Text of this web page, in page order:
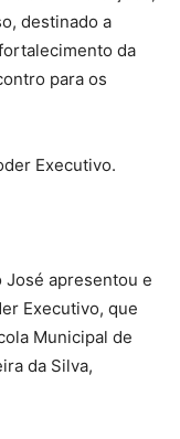
destinado a
da
para os
Executivo.
José apresentou e
Executivo, que
Municipal de
da Silva,